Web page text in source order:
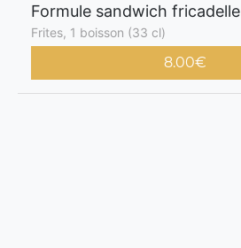
Formule sandwich fricadelle
Frites, 1 boisson (33 cl)
8.00€